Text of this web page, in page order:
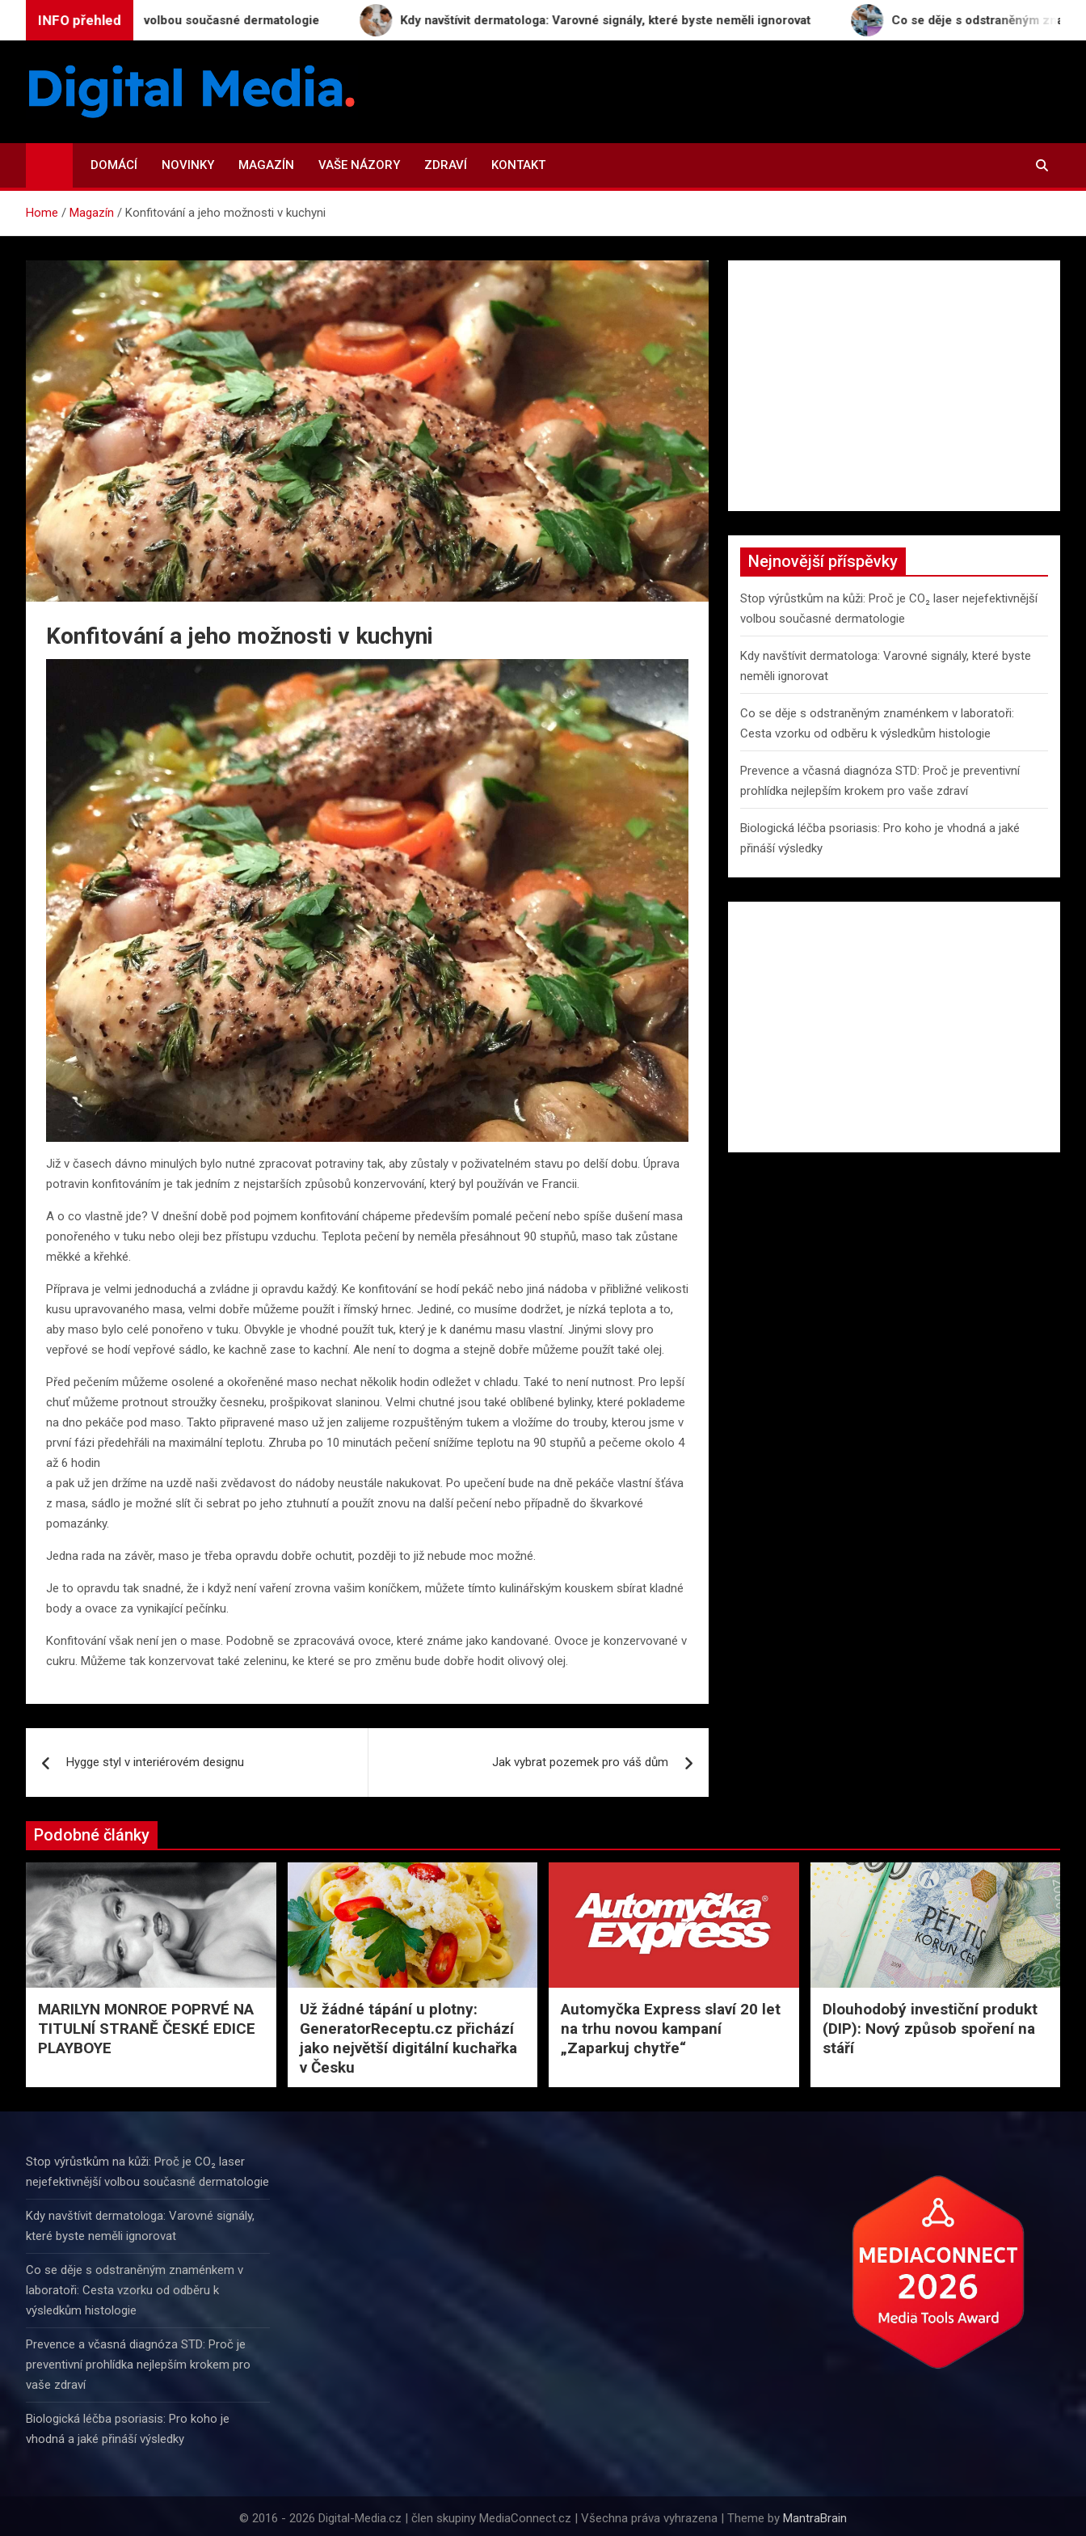
INFO přehledvolbou současné dermatologie Kdy navštívit dermatologa: Varovné signály, které byste neměli ignorovat Co se děje s odstraněným znaménkem v
Digital-Media.cz
DOMÁCÍ NOVINKY MAGAZÍN VAŠE NÁZORY ZDRAVÍ KONTAKT
Home Magazín Konfitování a jeho možnosti v kuchyni
Konfitování a jeho možnosti v kuchyni
Již v časech dávno minulých bylo nutné zpracovat potraviny tak, aby zůstaly v poživatelném stavu po delší dobu. Úprava
potravin konfitováním je tak jedním z nejstarších způsobů konzervování, který byl používán ve Francii.
A o co vlastně jde? V dnešní době pod pojmem konfitování chápeme především pomalé pečení nebo spíše dušení masa
ponořeného v tuku nebo oleji bez přístupu vzduchu. Teplota pečení by neměla přesáhnout 90 stupňů, maso tak zůstane
měkké a křehké.
Příprava je velmi jednoduchá a zvládne ji opravdu každý. Ke konfitování se hodí pekáč nebo jiná nádoba v přibližné velikosti
kusu upravovaného masa, velmi dobře můžeme použít i římský hrnec. Jediné, co musíme dodržet, je nízká teplota a to,
aby maso bylo celé ponořeno v tuku. Obvykle je vhodné použít tuk, který je k danému masu vlastní. Jinými slovy pro
vepřové se hodí vepřové sádlo, ke kachně zase to kachní. Ale není to dogma a stejně dobře můžeme použít také olej.
Před pečením můžeme osolené a okořeněné maso nechat několik hodin odležet v chladu. Také to není nutnost. Pro lepší
chuť můžeme protnout stroužky česneku, prošpikovat slaninou. Velmi chutné jsou také oblíbené bylinky, které poklademe
na dno pekáče pod maso. Takto připravené maso už jen zalijeme rozpuštěným tukem a vložíme do trouby, kterou jsme v
první fázi předehřáli na maximální teplotu. Zhruba po 10 minutách pečení snížíme teplotu na 90 stupňů a pečeme okolo 4
až 6 hodin
a pak už jen držíme na uzdě naši zvědavost do nádoby neustále nakukovat. Po upečení bude na dně pekáče vlastní šťáva
z masa, sádlo je možné slít či sebrat po jeho ztuhnutí a použít znovu na další pečení nebo případně do škvarkové
pomazánky.
Jedna rada na závěr, maso je třeba opravdu dobře ochutit, později to již nebude moc možné.
Je to opravdu tak snadné, že i když není vaření zrovna vašim koníčkem, můžete tímto kulinářským kouskem sbírat kladné
body a ovace za vynikající pečínku.
Konfitování však není jen o mase. Podobně se zpracovává ovoce, které známe jako kandované. Ovoce je konzervované v
cukru. Můžeme tak konzervovat také zeleninu, ke které se pro změnu bude dobře hodit olivový olej.
pro
Hygge styl v interiérovém designu Jak vybrat pozemek pro váš dům
Nejnovější příspěvky
Stop výrůstkům na kůži: Proč je CO₂ laser nejefektivnější
volbou současné dermatologie
Kdy navštívit dermatologa: Varovné signály, které byste
neměli ignorovat
Co se děje s odstraněným znaménkem v laboratoři:
Cesta vzorku od odběru k výsledkům histologie
Prevence a včasná diagnóza STD: Proč je preventivní
prohlídka nejlepším krokem pro vaše zdraví
Biologická léčba psoriasis: Pro koho je vhodná a jaké
přináší výsledky
Podobné články
MARILYN MONROE POPRVÉ NA
TITULNÍ STRANĚ ČESKÉ EDICE
PLAYBOYE
Už žádné tápání u plotny:
GeneratorReceptu.cz přichází
jako největší digitální kuchařka
v Česku
Automyčka Express slaví 20 let
na trhu novou kampaní
„Zaparkuj chytře“
Dlouhodobý investiční produkt
(DIP): Nový způsob spoření na
stáří
Stop výrůstkům na kůži: Proč je CO₂ laser
nejefektivnější volbou současné dermatologie
Kdy navštívit dermatologa: Varovné signály,
které byste neměli ignorovat
Co se děje s odstraněným znaménkem v
laboratoři: Cesta vzorku od odběru k
výsledkům histologie
Prevence a včasná diagnóza STD: Proč je
preventivní prohlídka nejlepším krokem pro
vaše zdraví
Biologická léčba psoriasis: Pro koho je
vhodná a jaké přináší výsledky
© 2016 - 2026 Digital-Media.cz | člen skupiny MediaConnect.cz | Všechna práva vyhrazena | Theme by MantraBrain